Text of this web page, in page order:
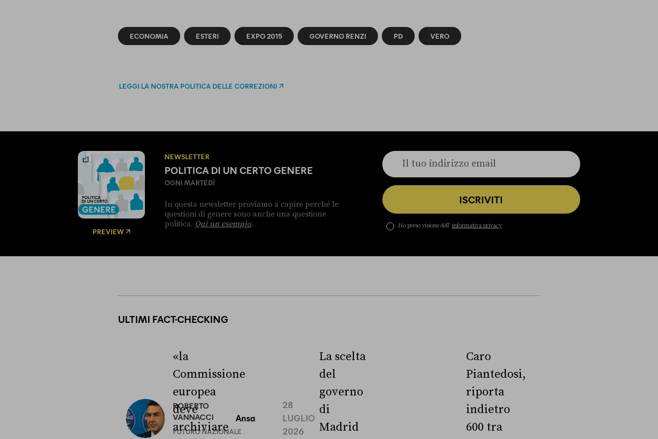
ECONOMIA ESTERI EXPO 2015 GOVERNO RENZI PD VERO
LEGGI LA NOSTRA POLITICA DELLE CORREZIONI
PREVIEW
NEWSLETTER
POLITICA DI UN CERTO GENERE
OGNI MARTEDÌ
In questa newsletter proviamo a capire perché le
questioni di genere sono anche una questione
politica. Qui un esempio.
ISCRIVITI
Ho preso visione dell’ informativa privacy
ULTIMI FACT-CHECKING
ROBERTO
VANNACCI
FUTURO NAZIONALE
«la
Commissione
europea
deve
archiviare
Ansa
28
LUGLIO
2026
La scelta
del
governo
di
Madrid
Caro
Piantedosi,
riporta
indietro
600 tra